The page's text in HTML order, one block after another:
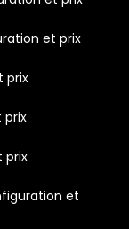
et prix
prix
prix
prix
et